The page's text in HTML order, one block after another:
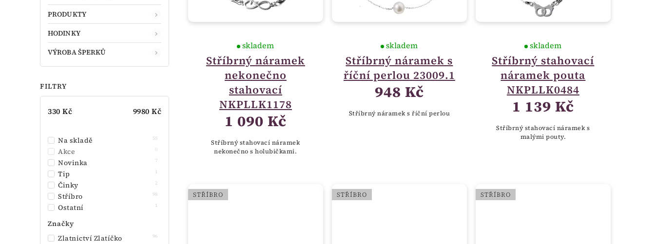
PRODUKTY
HODINKY
VÝROBA ŠPERKŮ
FILTRY
330 Kč 9980 Kč
Na skladě 55
Akce 0
Novinka 7
Tip 1
Činky 2
Stříbro 98
Ostatní 1
Značky
Zlatnictví Zlatíčko
96
Stříbrný náramek
nekonečno
stahovací
NKPLLK1178
skladem
1 090 Kč
Stříbrný stahovací náramek
nekonečno s holubičkami.
Stříbrný náramek s
říční perlou 23009.1
skladem
948 Kč
Stříbrný náramek s říční perlou
Stříbrný stahovací
náramek pouta
NKPLLK0484
skladem
1 139 Kč
Stříbrný stahovací náramek s
malými pouty.
STŘÍBRO STŘÍBRO STŘÍBRO